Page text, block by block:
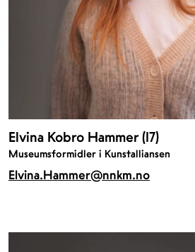
Elvina Kobro Hammer (17)
Museumsformidler i Kunstalliansen
Elvina.Hammer@nnkm.no